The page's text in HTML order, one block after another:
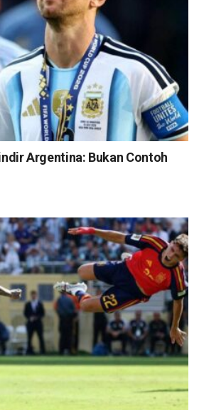
Argentina: Bukan Contoh